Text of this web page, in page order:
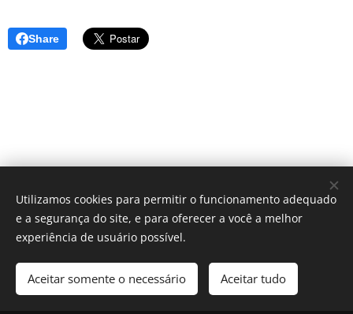
Share
Cookies
Utilizamos cookies para permitir o funcionamento adequado
e a segurança do site, e para oferecer a você a melhor
experiência de usuário possível.
Aceitar somente o necessário Aceitar tudo